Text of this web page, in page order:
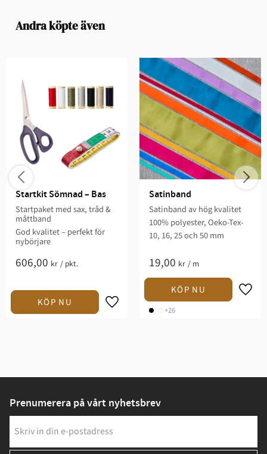
Andra köpte även
Startkit Sömnad – Bas
Startpaket med sax, tråd &
måttband
God kvalitet – perfekt för
nybörjare
606,00 kr / pkt.
Satinband
Satinband av hög kvalitet
100% polyester, Oeko-Tex-
10, 16, 25 och 50 mm
19,00 kr / m
+26
Prenumerera på vårt nyhetsbrev